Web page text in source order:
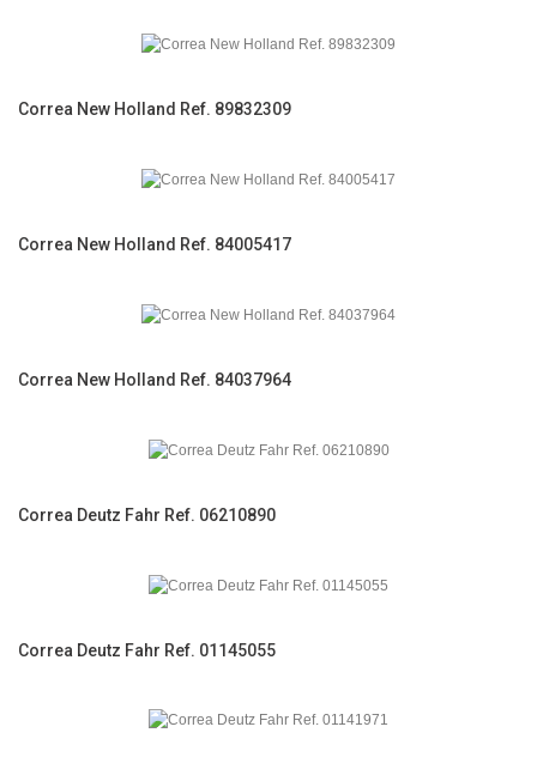
Correa New Holland Ref. 89832309
Correa New Holland Ref. 84005417
Correa New Holland Ref. 84037964
Correa Deutz Fahr Ref. 06210890
Correa Deutz Fahr Ref. 01145055